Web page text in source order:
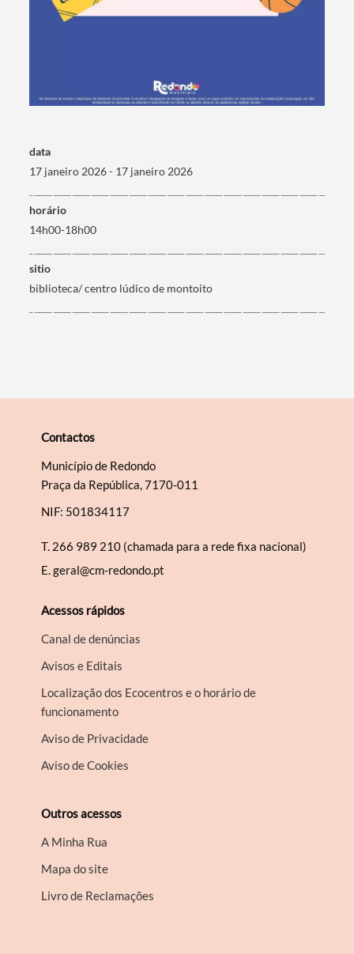
Categorias gerais
data
17 janeiro 2026 - 17 janeiro 2026
horário
14h00-18h00
sitio
biblioteca/ centro lúdico de montoito
Contactos
Município de Redondo
Praça da República, 7170-011
NIF: 501834117
T. 266 989 210 (chamada para a rede fixa nacional)
E.geral@cm-redondo.pt
Acessos rápidos
Canal de denúncias
Avisos e Editais
Localização dos Ecocentros e o horário de
funcionamento
Aviso de Privacidade
Aviso de Cookies
Outros acessos
A Minha Rua
Mapa do site
Livro de Reclamações